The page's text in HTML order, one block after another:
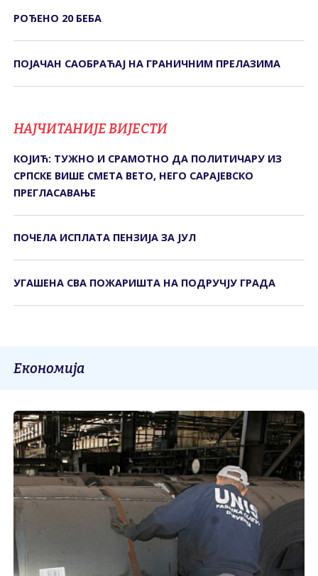
РОЂЕНО 20 БЕБА
ПОЈАЧАН САОБРАЋАЈ НА ГРАНИЧНИМ ПРЕЛАЗИМА
НАЈЧИТАНИЈЕ ВИЈЕСТИ
КОЈИЋ: ТУЖНО И СРАМОТНО ДА ПОЛИТИЧАРУ ИЗ
СРПСКЕ ВИШЕ СМЕТА ВЕТО, НЕГО САРАЈЕВСКО
ПРЕГЛАСАВАЊЕ
ПОЧЕЛА ИСПЛАТА ПЕНЗИЈА ЗА ЈУЛ
УГАШЕНА СВА ПОЖАРИШТА НА ПОДРУЧЈУ ГРАДА
Економија